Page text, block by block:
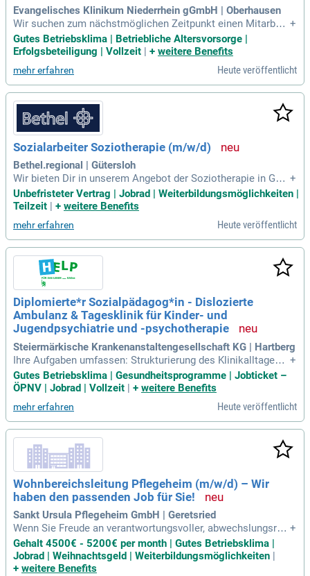
Evangelisches Klinikum Niederrhein gGmbH | Oberhausen
Wir suchen zum nächstmöglichen Zeitpunkt einen Mitarbeit
er (m/w/d) im Sozialpädagogischen Fachdienst für unsere K
linik für Psychiatrie, Psychotherapie und Psychosomatik am
Johanniter Krankenhaus Oberhausen.
+
Gutes Betriebsklima | Betriebliche Altersvorsorge |
Erfolgsbeteiligung | Vollzeit | + weitere Benefits
mehr erfahren Heute veröffentlicht
Sozialarbeiter Soziotherapie (m/w/d)
Bethel.regional | Gütersloh
Wir bieten Dir in unserem Angebot der Soziotherapie in Güte
rsloh eine Stelle in Teilzeit (mit bis zu 29,25 Stunden wöche
ntlich), unbefristet und mit der Möglichkeit, Dein Startdatum
kt.
+
Unbefristeter Vertrag | Jobrad | Weiterbildungsmöglichkeiten |
Teilzeit
+ weitere Benefits
mehr erfahren Heute veröffentlicht
Diplomierte*r Sozialpädagog*in - Dislozierte
Ambulanz & Tagesklinik für Kinder- und
Jugendpsychiatrie und -psychotherapie
Steiermärkische Krankenanstaltengesellschaft KG | Hartberg
Ihre Aufgaben umfassen: Strukturierung des Klinikalltages,
Alltagspädagogik; Organisation, Durchführung, Dokumentati
on, Reflexion und Nachbearbeitung von sozial- und heilpäda
erhaltensbeobachtung
+
Gutes Betriebsklima | Gesundheitsprogramme | Jobticket –
ÖPNV | Jobrad | Vollzeit | + weitere Benefits
mehr erfahren Heute veröffentlicht
Wohnbereichsleitung Pflegeheim (m/w/d) – Wir
haben den passenden Job für Sie!
Sankt Ursula Pflegeheim GmbH | Geretsried
Wenn Sie Freude an verantwortungsvoller, abwechslungsrei
cher und kreativer Arbeit in der Sozialtherapie oder im geron
topsychiatrischen Pflegebereich haben und Teil eines einge
spielten Teams werden möchten, freuen wir uns auf Ihre Be
+
Gehalt 4500€ - 5200€ per month | Gutes Betriebsklima |
Jobrad | Weihnachtsgeld | Weiterbildungsmöglichkeiten |
+ weitere Benefits